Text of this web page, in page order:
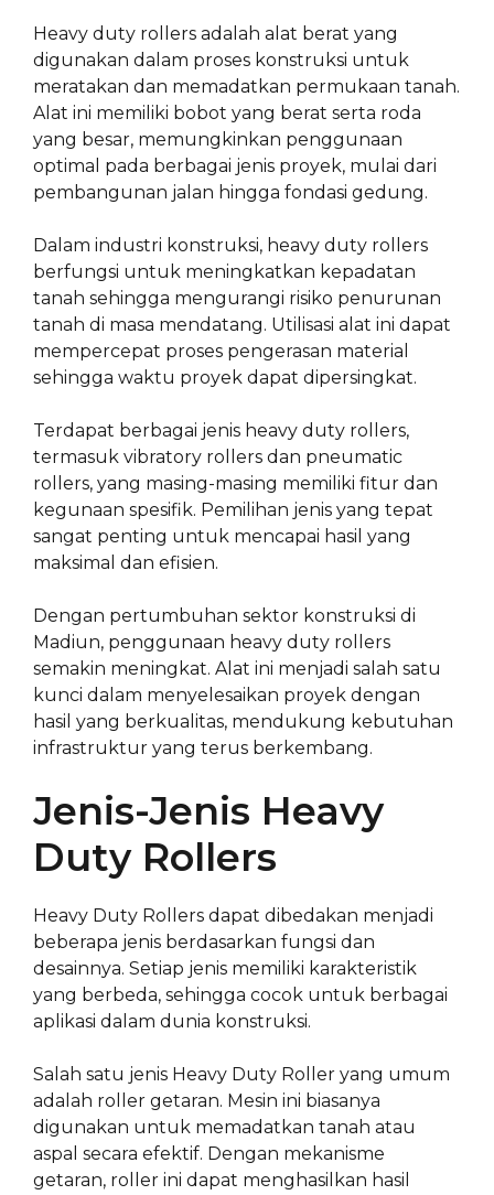
Heavy duty rollers adalah alat berat yang
digunakan dalam proses konstruksi untuk
meratakan dan memadatkan permukaan tanah.
Alat ini memiliki bobot yang berat serta roda
yang besar, memungkinkan penggunaan
optimal pada berbagai jenis proyek, mulai dari
pembangunan jalan hingga fondasi gedung.
Dalam industri konstruksi, heavy duty rollers
berfungsi untuk meningkatkan kepadatan
tanah sehingga mengurangi risiko penurunan
tanah di masa mendatang. Utilisasi alat ini dapat
mempercepat proses pengerasan material
sehingga waktu proyek dapat dipersingkat.
Terdapat berbagai jenis heavy duty rollers,
termasuk vibratory rollers dan pneumatic
rollers, yang masing-masing memiliki fitur dan
kegunaan spesifik. Pemilihan jenis yang tepat
sangat penting untuk mencapai hasil yang
maksimal dan efisien.
Dengan pertumbuhan sektor konstruksi di
Madiun, penggunaan heavy duty rollers
semakin meningkat. Alat ini menjadi salah satu
kunci dalam menyelesaikan proyek dengan
hasil yang berkualitas, mendukung kebutuhan
infrastruktur yang terus berkembang.
Jenis-Jenis Heavy
Duty Rollers
Heavy Duty Rollers dapat dibedakan menjadi
beberapa jenis berdasarkan fungsi dan
desainnya. Setiap jenis memiliki karakteristik
yang berbeda, sehingga cocok untuk berbagai
aplikasi dalam dunia konstruksi.
Salah satu jenis Heavy Duty Roller yang umum
adalah roller getaran. Mesin ini biasanya
digunakan untuk memadatkan tanah atau
aspal secara efektif. Dengan mekanisme
getaran, roller ini dapat menghasilkan hasil